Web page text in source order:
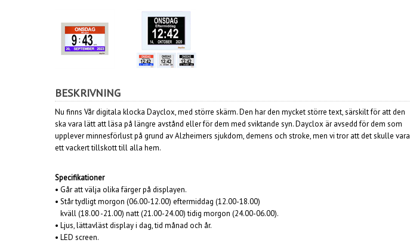
BESKRIVNING
Nu finns Vår digitala klocka Dayclox, med större skärm. Den har den mycket större text, särskilt för att den
ska vara lätt att läsa på längre avstånd eller för dem med sviktande syn. Dayclox är avsedd för dem som
upplever minnesförlust på grund av Alzheimers sjukdom, demens och stroke, men vi tror att det skulle vara
ett vackert tillskott till alla hem.
Specifikationer
• Går att välja olika färger på displayen.
• Står tydligt morgon (06.00-12.00) eftermiddag (12.00-18.00)
kväll (18.00 -21.00) natt (21.00-24.00) tidig morgon (24.00-06.00).
• Ljus, lättavläst display i dag, tid månad och år.
• LED screen.